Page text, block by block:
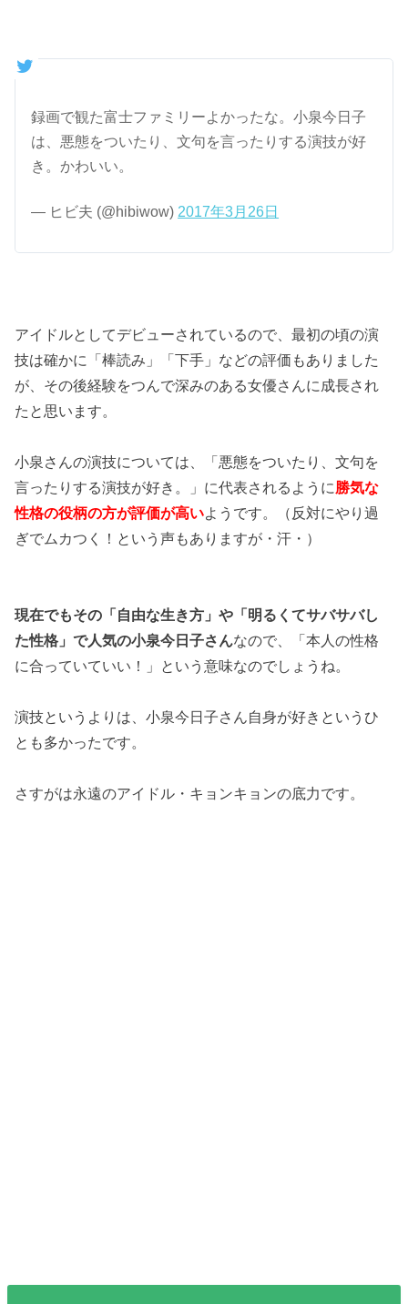
録画で観た富士ファミリーよかったな。小泉今日子
は、悪態をついたり、文句を言ったりする演技が好
き。かわいい。
— ヒビ夫 (@hibiwow) 2017年3月26日
アイドルとしてデビューされているので、最初の頃の演
技は確かに「棒読み」「下手」などの評価もありました
が、その後経験をつんで深みのある女優さんに成長され
たと思います。
小泉さんの演技については、「悪態をついたり、文句を
言ったりする演技が好き。」に代表されるように勝気な
性格の役柄の方が評価が高いようです。（反対にやり過
ぎでムカつく！という声もありますが・汗・）
現在でもその「自由な生き方」や「明るくてサバサバし
た性格」で人気の小泉今日子さんなので、「本人の性格
に合っていていい！」という意味なのでしょうね。
演技というよりは、小泉今日子さん自身が好きというひ
とも多かったです。
さすがは永遠のアイドル・キョンキョンの底力です。